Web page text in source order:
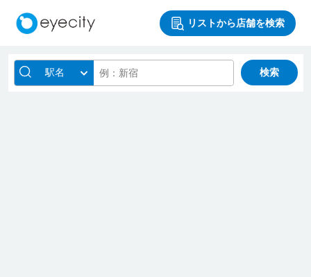
リストから店舗を検索
駅名 検索